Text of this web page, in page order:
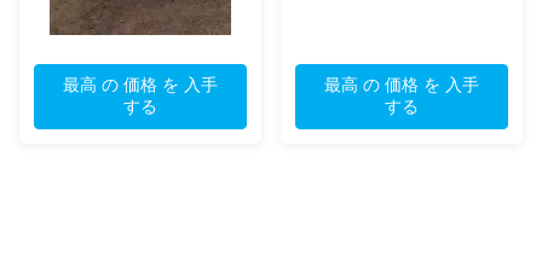
最高 の 価格 を 入手
する
最高 の 価格 を 入手
する